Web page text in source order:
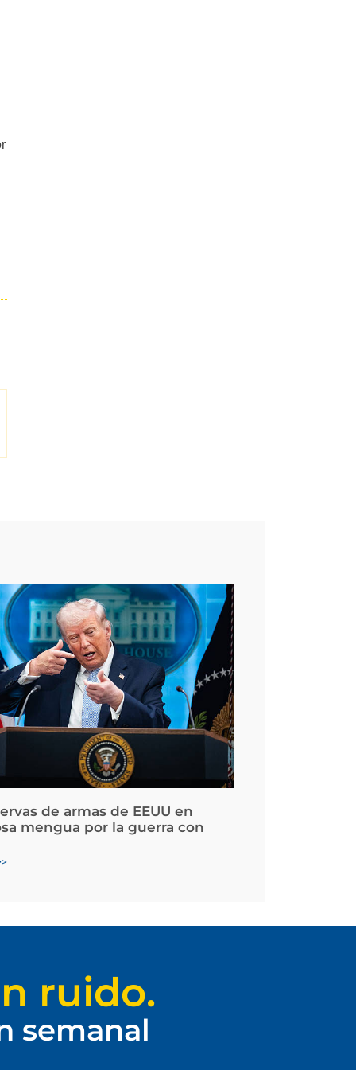
de armas de EEUU en
mengua por la guerra con
ruido.
semanal